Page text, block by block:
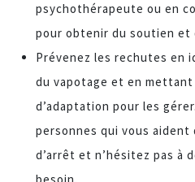
psychothérapeute ou en
pour obtenir du soutien et
Prévenez les rechutes en
du vapotage et en
d’adaptation pour les
personnes qui vous aident
d’arrêt et n’hésitez pas à